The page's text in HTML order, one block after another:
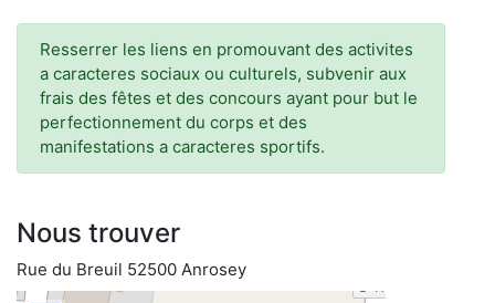
Resserrer les liens en promouvant des activites
a caracteres sociaux ou culturels, subvenir aux
frais des fêtes et des concours ayant pour but le
perfectionnement du corps et des
manifestations a caracteres sportifs.
Nous trouver
Rue du Breuil 52500 Anrosey